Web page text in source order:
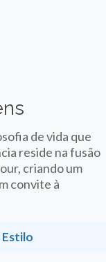
de vida que
reside na fusão
criando um
convite à
Estilo